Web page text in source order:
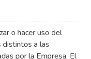
o hacer uso del
distintos a las
por la Empresa. El